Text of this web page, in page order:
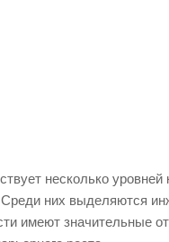
несколько
них выделяются
имеют значительные